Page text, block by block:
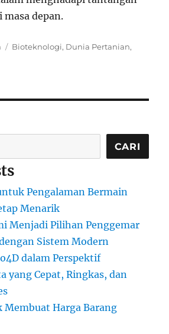
masa depan.
Tags
Bioteknologi, Dunia Pertanian,
CARI
Pengalaman Bermain
Menarik
Menjadi Pilihan Penggemar
Sistem Modern
dalam Perspektif
yang Cepat, Ringkas, dan
Membuat Harga Barang